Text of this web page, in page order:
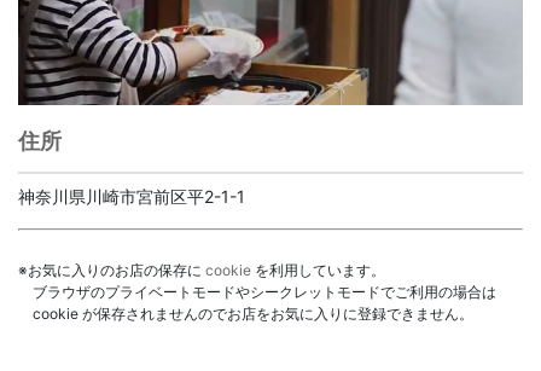
住所
神奈川県川崎市宮前区平2-1-1
※お気に入りのお店の保存に cookie を利用しています。
ブラウザのプライベートモードやシークレットモードでご利用の場合は
cookie が保存されませんのでお店をお気に入りに登録できません。